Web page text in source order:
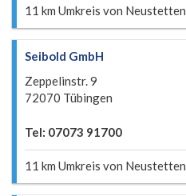
11 km Umkreis von Neustetten
Seibold GmbH
Zeppelinstr. 9
72070 Tübingen
Tel: 07073 91700
11 km Umkreis von Neustetten